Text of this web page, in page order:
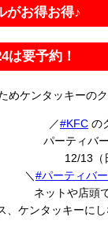
がお得お得♪
は要予約！
めケンタッキーの
／#KFC の
パーティバ
12/13（
＼ #パーティバ
ネットや店頭
、ケンタッキーにし